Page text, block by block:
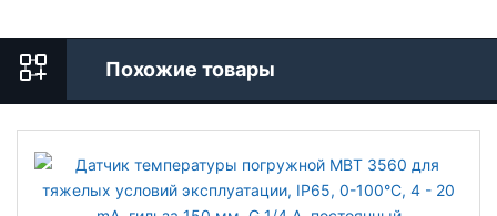
Похожие товары